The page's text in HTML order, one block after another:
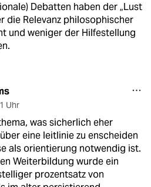
Debatten haben der „Lust
die Relevanz philosophischer
und weniger der Hilfestellung
Uhr
was sicherlich eher
eine leitlinie zu enscheiden
als orientierung notwendig ist.
Weiterbildung wurde ein
prozentsatz von